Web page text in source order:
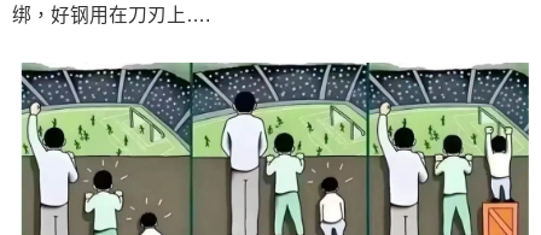
绑，好钢用在刀刃上….